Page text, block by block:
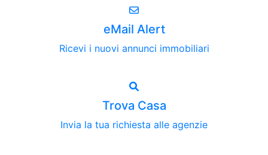
eMail Alert
Ricevi i nuovi annunci immobiliari
Trova Casa
Invia la tua richiesta alle agenzie